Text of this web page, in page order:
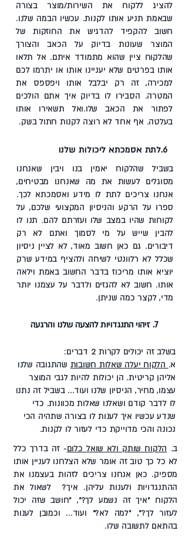
להציג ללקוח את השירות/מוצר בצורה
שבאמת תניע אותו לקנות. עכשיו הבמה שלנו.
חשוב להקפיד להדגיש את החוזקות של
המוצר שעונות בדיוק על הכאב והצורך
שהלקוח ציין שהוא מתמודד איתם. אל תלאו
אותו בפרטים שלא יעניינו אותו או יתרמו לכם
למכירה, זה רק יבלבל אותו ויפספס את
המטרה. הסבירו לו בדיוק איך אתם הולכים
לפתור את הכאב שלו.ואל תשאירו אותו
בעלטה. אף אחד לא רוצה לקנות חתול בשק.
6.לתת אסמכתא ליכולות שלנו
בשביל שהלקוח יאמין בנו ויבין שאנחנו
מסוגלים לעשות את מה שאנחנו מבטיחים,
אנחנו צריכים לתת לו מידע ואסמכתא לכך.
ספרו על הרקע והניסיון המקצועי שלכם, על
לקוחות שהיו במצב שלו ועזרתם להם. תנו לו
להבין שייש על מי לסמוך ואתם לא רק
דיבורים. גם כאן חשוב מאוד, לא לציין ניסיון
שכלל לא רלוונטי לשיחה ולהציף במידע שרק
יוציא אותו מריכוז בדבר החשוב באמת וילאה
אותו. חשוב לא להגזים ולדבר על עצמנו יותר
מדי, לקצר כמה שניתן.
7. זיהוי התנגדויות להצעה שלנו והרגעה
בשלב זה יכולים לקרות 2 דברים:
א. הלקוח יעלה שאלות חשובות שהתגובה שלנו
אליהן קריטית. הן יכולות להיות לגבי המוצר
עצמו, מחיר, הניסיון שלנו ועוד... בשביל זה נתנו
לו לדבר קודם ושאלנו שאלות מכוונות. כדי
שנדע עכשיו איך לענות לו בצורה שתהיה הכי
נכונה והכי מדוייקת כדי לעזור לו לקנות.
ב. הלקוח שותק ולא שואל כלום- זה בדרך כלל
לא כל כך טוב זה אומר שלא הצלחנו לעניין אותו
מספיק. כאן אנחנו צריכים לזהות בעצמנו את
ההתנגדויות ולענות עליהן. איך? לשאול את
הלקוח "איך זה נשמע לך?", "חושב שזה יכול
לעזור לך?", "למה לא?" ועוד... וכמובן לענות
בהתאם לתשובה שלו.